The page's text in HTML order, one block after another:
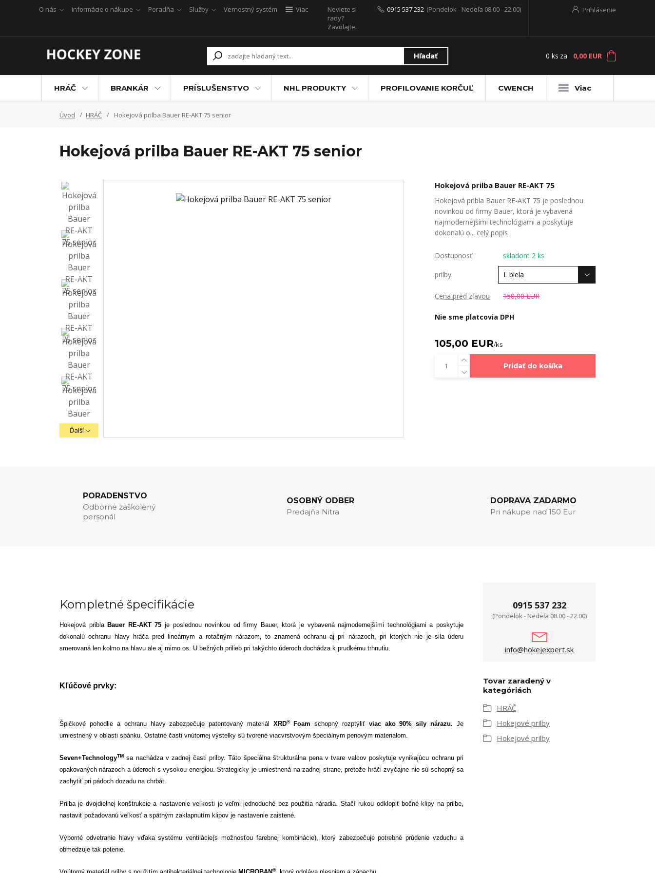
O nás Informácie o nákupe Poradňa Služby Vernostný systém Viac Prihlásenie
Hľadať
Neviete si
rady?
Zavolajte.
0915 537 232 (Pondelok - Nedeľa 08.00 - 22.00)
0 ks za 0,00 EUR
HRÁČ BRANKÁR PRÍSLUŠENSTVO NHL PRODUKTY PROFILOVANIE KORČUĽ CWENCH Viac
Úvod HRÁČ Hokejová prilba Bauer RE-AKT 75 senior
Hokejová prilba Bauer RE-AKT 75 senior
Ďalší
Hokejová prilba Bauer RE-AKT 75
Hokejová pribla Bauer RE-AKT 75 je poslednou
novinkou od firmy Bauer, ktorá je vybavená
najmodernejšími technológiami a poskytuje
dokonalú o... celý popis
Dostupnosť skladom 2 ks
prilby
Cena pred zľavou 150,00 EUR
Nie sme platcovia DPH
105,00 EUR/ks
Pridať do košíka
PORADENSTVO
Odborne zaškolený
personál
OSOBNÝ ODBER
Predajňa Nitra
DOPRAVA ZADARMO
Pri nákupe nad 150 Eur
Kompletné špecifikácie
Hokejová pribla Bauer RE-AKT 75 je poslednou novinkou od firmy Bauer, ktorá je vybavená najmodernejšími technológiami a poskytuje
dokonalú ochranu hlavy hráča pred
lineárnym a rotačným nárazom,to znamená ochranu aj pri nárazoch, pri ktorých nie je sila úderu
smerovaná len kolmo na hlavu ale aj mimo os. U bežných prilieb pri takýchto úderoch dochádza k prudkému trhnutiu.
Kľúčové prvky:
Špičkové pohodlie a ochranu hlavy zabezpečujepatentovaný materiál XRD® Foam schopný rozptýliť viac ako 90% sily nárazu. Je
umiestnený v oblasti spánku. Ostatné časti vnútornej výstelky sú tvorené viacvrstvovým špeciálnym penovým materiálom.
Seven+TechnologyTM sa nachádza v zadnej časti prilby. Táto špeciálna štrukturálna pena v tvare valcov poskytuje vynikajúcu ochranu pri
opakovaných nárazoch a úderoch s vysokou energiou. Strategicky je umiestnená na zadnej strane, pretože hráči zvyčajne nie sú schopný sa
zachytiť pri pádoch dozadu na chrbát.
Prilba je dvojdielnej konštrukcie a nastavenie veľkosti je veľmi jednoduché bez použitia náradia. Stačí rukou odklopiť bočné klipy na prilbe,
nastaviť požadovanú veľkosť a spätným zaklapnutím klipov je nastavenie zaistené.
Výborné odvetranie hlavy vďaka systému ventilácie(s možnosťou farebnej kombinácie), ktorý zabezpečuje potrebné prúdenie vzduchu a
obmedzuje tak potenie.
®
0915 537 232
(Pondelok - Nedeľa 08.00 - 22.00)
info@hokejexpert.sk
Tovar zaradený v
kategóriách
HRÁČ
Hokejové prilby
Hokejové prilby